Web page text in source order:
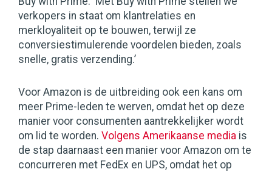
verkopers in staat om klantrelaties en
merkloyaliteit op te bouwen, terwijl ze
conversiestimulerende voordelen bieden, zoals
snelle, gratis verzending.’
Voor Amazon is de uitbreiding ook een kans om
meer Prime-leden te werven, omdat het op deze
manier voor consumenten aantrekkelijker wordt
om lid te worden. Volgens Amerikaanse media is
de stap daarnaast een manier voor Amazon om te
concurreren met FedEx en UPS, omdat het op